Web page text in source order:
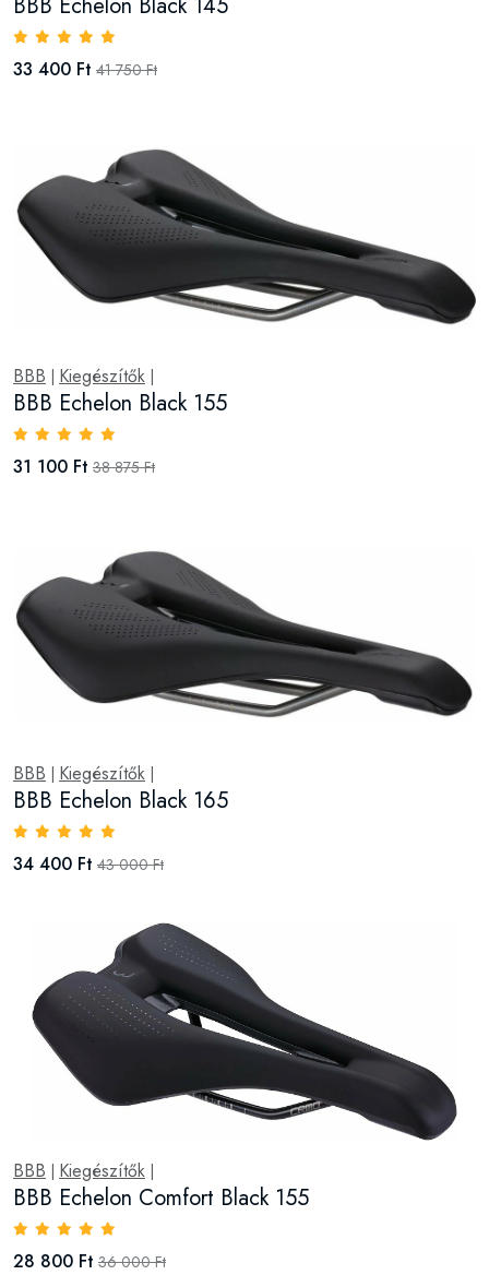
33 400 Ft 41 750 Ft
BBB Kiegészítők
BBB Echelon Black 155
31 100 Ft 38 875 Ft
BBB Kiegészítők
BBB Echelon Black 165
34 400 Ft 43 000 Ft
BBB Kiegészítők
BBB Echelon Comfort Black 155
28 800 Ft 36 000 Ft